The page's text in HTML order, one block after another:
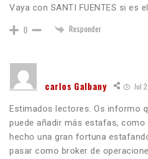
Vaya con SANTI FUENTES si es
0 Responder
carlos Galbany Jul
Estimados lectores. Os informo
puede añadir más estafas,
hecho una gran fortuna
pasar como broker de